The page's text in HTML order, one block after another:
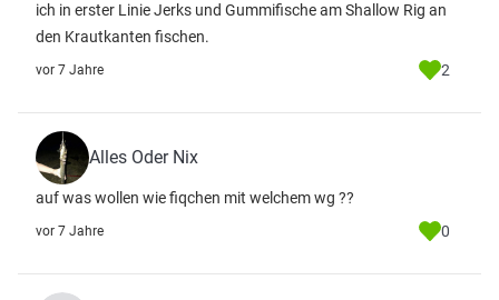
ich in erster Linie Jerks und Gummifische am Shallow Rig an
den Krautkanten fischen.
vor 7 Jahre 2
Alles Oder Nix
auf was wollen wie fiqchen mit welchem wg ??
vor 7 Jahre 0